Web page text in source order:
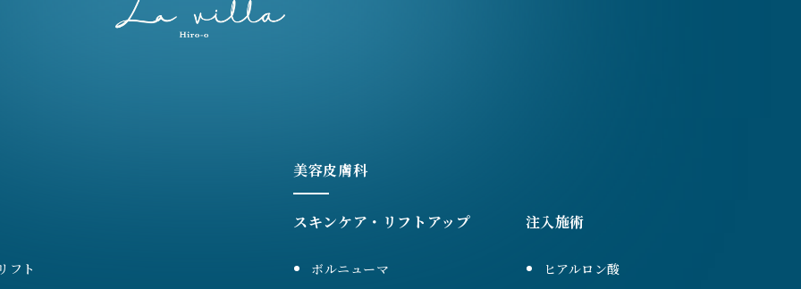
フト
美容皮膚科
スキンケア・リフトアップ
ボルニューマ
注入施術
ヒアルロン酸